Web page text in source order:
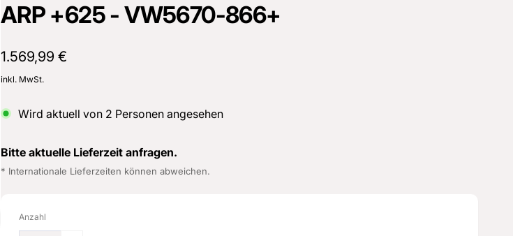
ARP +625 - VW5670-866+
Normaler
Preis
1.569,99 €
inkl. MwSt.
Wird aktuell von 2 Personen angesehen
Bitte aktuelle Lieferzeit anfragen.
* Internationale Lieferzeiten können abweichen.
Anzahl